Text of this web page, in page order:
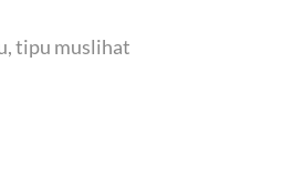
tipu muslihat